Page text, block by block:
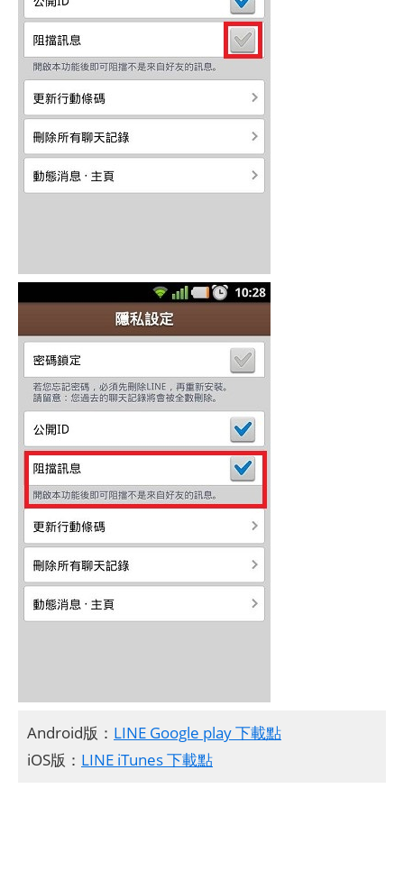
Android版： LINE Google play 下載點
iOS版： LINE iTunes 下載點